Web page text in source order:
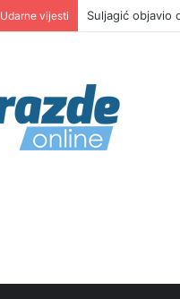
Udarne vijesti RAK pokrenuo